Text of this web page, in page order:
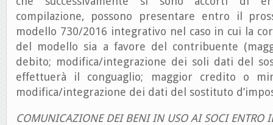
compilazione, possono presentare entro il
modello 730/2016 integrativo nel caso in cui la
del modello sia a favore del contribuente
debito; modifica/integrazione dei soli dati del
effettuerà il conguaglio; maggior credito o
modifica/integrazione dei dati del sostituto
COMUNICAZIONE DEI BENI IN USO AI SOCI ENTRO